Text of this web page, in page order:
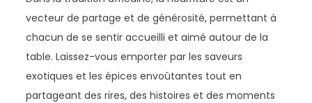
vecteur de partage et de générosité, permettant à
chacun de se sentir accueilli et aimé autour de la
table. Laissez-vous emporter par les saveurs
exotiques et les épices envoûtantes tout en
partageant des rires, des histoires et des moments